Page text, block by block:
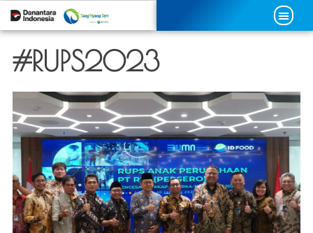
#RUPS2023